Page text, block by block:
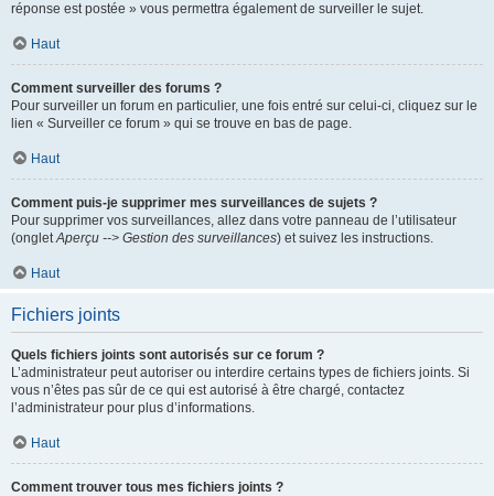
réponse est postée » vous permettra également de surveiller le sujet.
Haut
Comment surveiller des forums ?
Pour surveiller un forum en particulier, une fois entré sur celui-ci, cliquez sur le
lien « Surveiller ce forum » qui se trouve en bas de page.
Haut
Comment puis-je supprimer mes surveillances de sujets ?
Pour supprimer vos surveillances, allez dans votre panneau de l’utilisateur
(ongletAperçu --> Gestion des surveillances) et suivez les instructions.
Haut
Fichiers joints
Quels fichiers joints sont autorisés sur ce forum ?
L’administrateur peut autoriser ou interdire certains types de fichiers joints. Si
vous n’êtes pas sûr de ce qui est autorisé à être chargé, contactez
l’administrateur pour plus d’informations.
Haut
Comment trouver tous mes fichiers joints ?